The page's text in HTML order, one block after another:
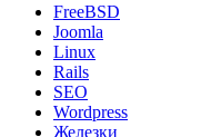
FreeBSD
Joomla
Linux
Rails
SEO
Wordpress
Железки